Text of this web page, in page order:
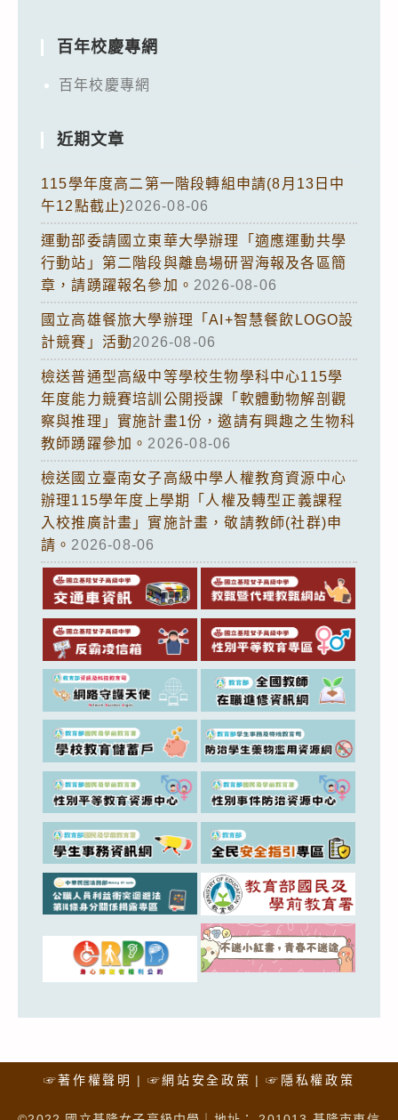
百年校慶專網
百年校慶專網
近期文章
115學年度高二第一階段轉組申請(8月13日中
午12點截止)2026-08-06
運動部委請國立東華大學辦理「適應運動共學
行動站」第二階段與離島場研習海報及各區簡
章，請踴躍報名參加。 2026-08-06
國立高雄餐旅大學辦理「AI+智慧餐飲LOGO設
計競賽」活動2026-08-06
檢送普通型高級中等學校生物學科中心115學
年度能力競賽培訓公開授課「軟體動物解剖觀
察與推理」實施計畫1份，邀請有興趣之生物科
教師踴躍參加。 2026-08-06
檢送國立臺南女子高級中學人權教育資源中心
辦理115學年度上學期「人權及轉型正義課程
入校推廣計畫」實施計畫，敬請教師(社群)申
請。 2026-08-06
☞著作權聲明 ☞網站安全政策 ☞隱私權政策